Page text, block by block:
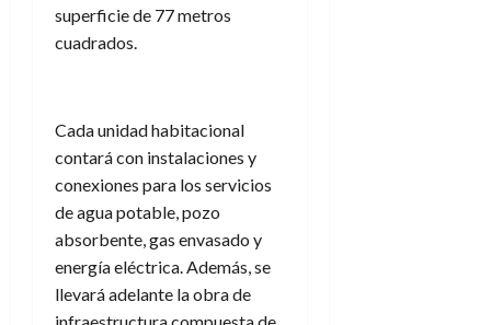
superficie de 77 metros
cuadrados.
Cada unidad habitacional
contará con instalaciones y
conexiones para los servicios
de agua potable, pozo
absorbente, gas envasado y
energía eléctrica. Además, se
llevará adelante la obra de